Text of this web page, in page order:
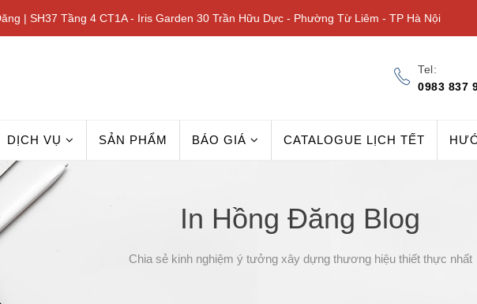
| SH37 Tầng 4 CT1A - Iris Garden 30 Trần Hữu Dực - Phường Từ Liêm - TP Hà Nội
Tel:
0983 837
DỊCH VỤ SẢN PHẨM BÁO GIÁ CATALOGUE LỊCH TẾT
In Hồng Đăng Blog
Chia sẻ kinh nghiệm ý tưởng xây dựng thương hiệu thiết thực nhất